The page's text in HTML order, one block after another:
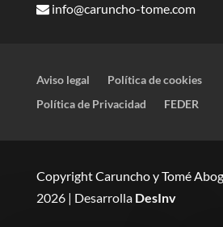
info@caruncho-tome.com
Aviso legal
Política de cookies
Política de Privacidad
FEDER
Copyright Caruncho y Tomé
2026 | DesarrollaDesInv